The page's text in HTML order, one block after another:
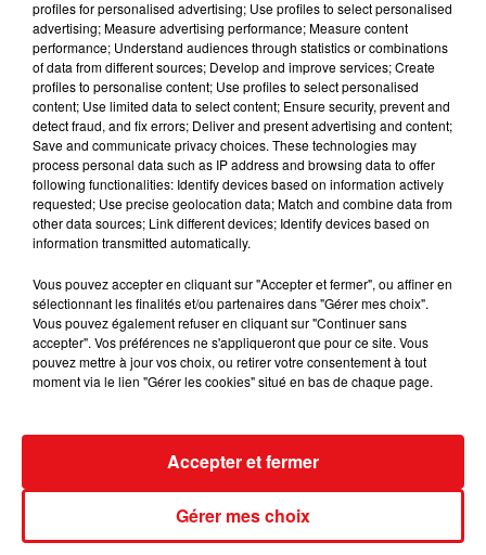
INCENDIES : 184 PERSONNES INTERPELLÉES DEPUIS DÉBUT
profiles for personalised advertising; Use profiles to select personalised
advertising; Measure advertising performance; Measure content
performance; Understand audiences through statistics or combinations
of data from different sources; Develop and improve services; Create
profiles to personalise content; Use profiles to select personalised
content; Use limited data to select content; Ensure security, prevent and
detect fraud, and fix errors; Deliver and present advertising and content;
Save and communicate privacy choices. These technologies may
process personal data such as IP address and browsing data to offer
following functionalities: Identify devices based on information actively
requested; Use precise geolocation data; Match and combine data from
other data sources; Link different devices; Identify devices based on
information transmitted automatically.
Vous pouvez accepter en cliquant sur "Accepter et fermer", ou affiner en
sélectionnant les finalités et/ou partenaires dans "Gérer mes choix".
Vous pouvez également refuser en cliquant sur "Continuer sans
accepter". Vos préférences ne s'appliqueront que pour ce site. Vous
pouvez mettre à jour vos choix, ou retirer votre consentement à tout
moment via le lien "Gérer les cookies" situé en bas de chaque page.
Gérer mes choix
Accepter et fermer